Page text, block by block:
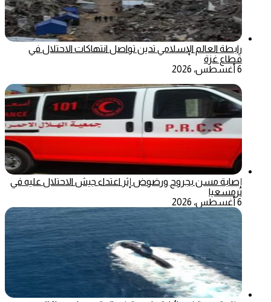
رابطة العالم الإسلامي تدين تواصل انتهاكات الاحتلال في
قطاع غزة
6 أغسطس، 2026
إصابة مسن بجروح ورضوض إثر اعتداء جيش الاحتلال عليه في
ترمسعيا
6 أغسطس، 2026